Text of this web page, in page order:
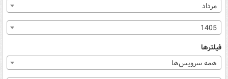
مرداد
1405
فیلترها
همه سرویس‌ها